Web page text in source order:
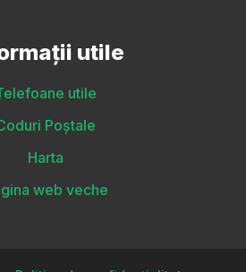
utile
utile
Poștale
Harta
web veche